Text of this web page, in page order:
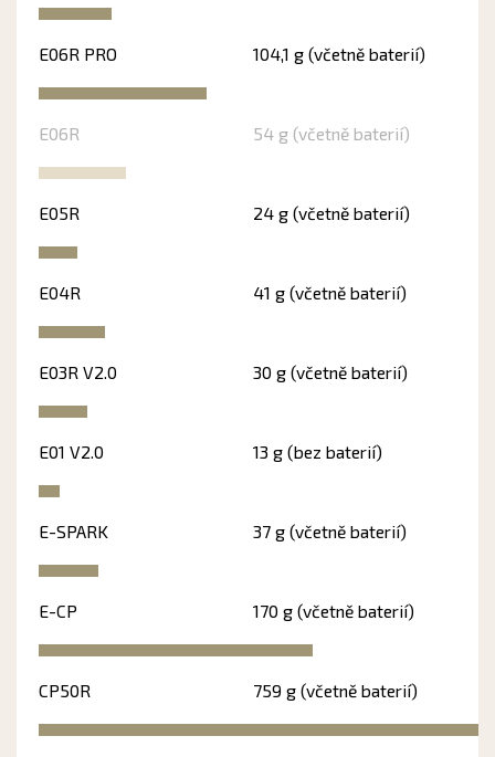
E06R PRO 104,1 g (včetně baterií)
E06R 54 g (včetně baterií)
E05R 24 g (včetně baterií)
E04R 41 g (včetně baterií)
E03R V2.0 30 g (včetně baterií)
E01 V2.0 13 g (bez baterií)
E-SPARK 37 g (včetně baterií)
E-CP 170 g (včetně baterií)
CP50R 759 g (včetně baterií)